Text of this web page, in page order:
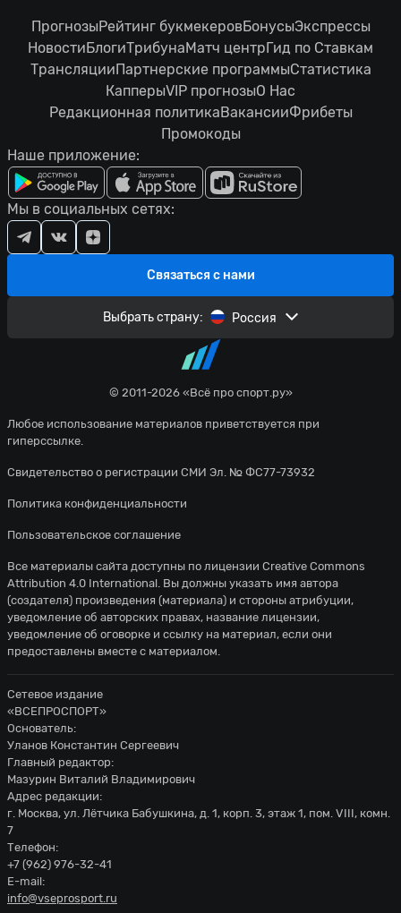
© 2011-2026 «Всё про спорт.ру»
Любое использование материалов приветствуется при
гиперссылке.
Свидетельство о регистрации СМИ Эл. № ФС77-73932
Политика конфиденциальности
Пользовательское соглашение
ПрогнозыРейтинг букмекеровБонусыЭкспрессы
НовостиБлогиТрибунаМатч центрГид по Ставкам
ТрансляцииПартнерские программыСтатистика
КапперыVIP прогнозыО Нас
Редакционная политикаВакансииФрибеты
Промокоды
Наше приложение:
Связаться с нами
Мы в социальных сетях:
Выбрать страну: Россия
Все материалы сайта доступны по лицензии Creative Commons
Attribution 4.0 International . Вы должны указать имя автора
(создателя) произведения (материала) и стороны атрибуции,
уведомление об авторских правах, название лицензии,
уведомление об оговорке и ссылку на материал, если они
предоставлены вместе с материалом.
Сетевое издание
«ВСЕПРОСПОРТ»
Основатель:
Уланов Константин Сергеевич
Главный редактор:
Мазурин Виталий Владимирович
Адрес редакции:
г. Москва, ул. Лётчика Бабушкина, д. 1, корп. 3, этаж 1, пом. VIII, комн.
7
Телефон:
+7 (962) 976-32-41
E-mail:
info@vseprosport.ru